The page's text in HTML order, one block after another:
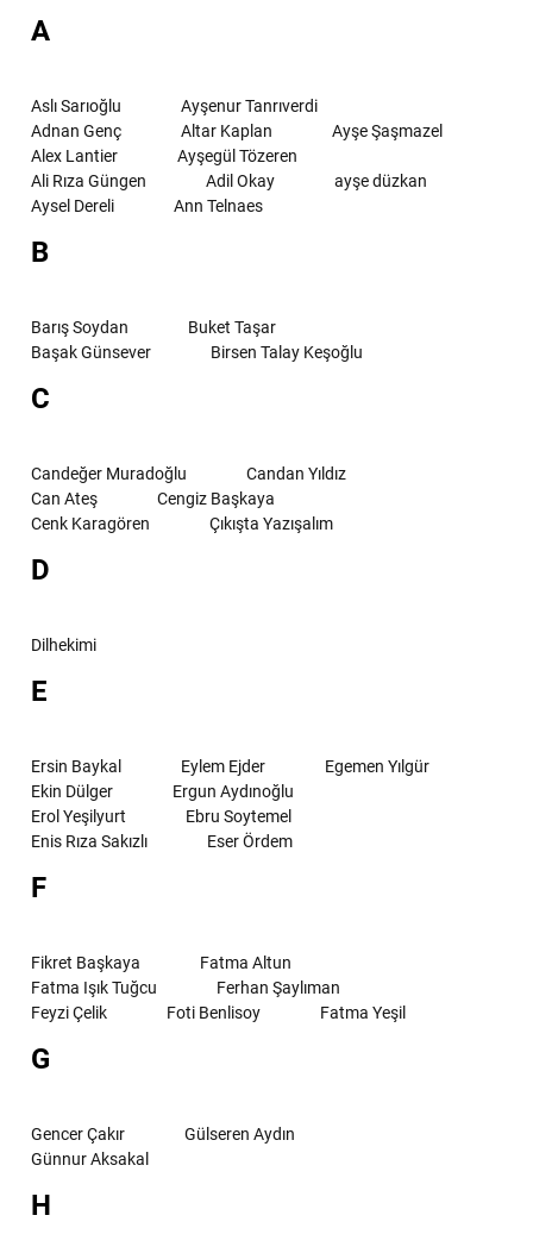
A
Aslı Sarıoğlu
Ayşenur Tanrıverdi
Adnan Genç
Altar Kaplan
Ayşe Şaşmazel
Alex Lantier
Ayşegül Tözeren
Ali Rıza Güngen
Adil Okay
ayşe düzkan
Aysel Dereli
Ann Telnaes
B
Barış Soydan
Buket Taşar
Başak Günsever
Birsen Talay Keşoğlu
C
Candeğer Muradoğlu
Candan Yıldız
Can Ateş
Cengiz Başkaya
Cenk Karagören
Çıkışta Yazışalım
D
Dilhekimi
E
Ersin Baykal Eylem Ejder
Egemen Yılgür
Ekin Dülger
Ergun Aydınoğlu
Erol Yeşilyurt
Ebru Soytemel
Enis Rıza Sakızlı
Eser Ördem
F
Fikret Başkaya
Fatma Altun
Fatma Işık Tuğcu
Ferhan Şaylıman
Feyzi Çelik
Foti Benlisoy Fatma Yeşil
G
Gencer Çakır
Gülseren Aydın
Günnur Aksakal
H